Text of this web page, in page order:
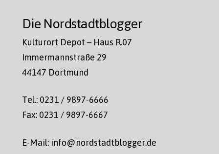
Die Nordstadtblogger
Kulturort Depot – Haus R.07
Immermannstraße 29
44147 Dortmund
Tel.: 0231 / 9897-6666
Fax: 0231 / 9897-6667
E-Mail: info@nordstadtblogger.de